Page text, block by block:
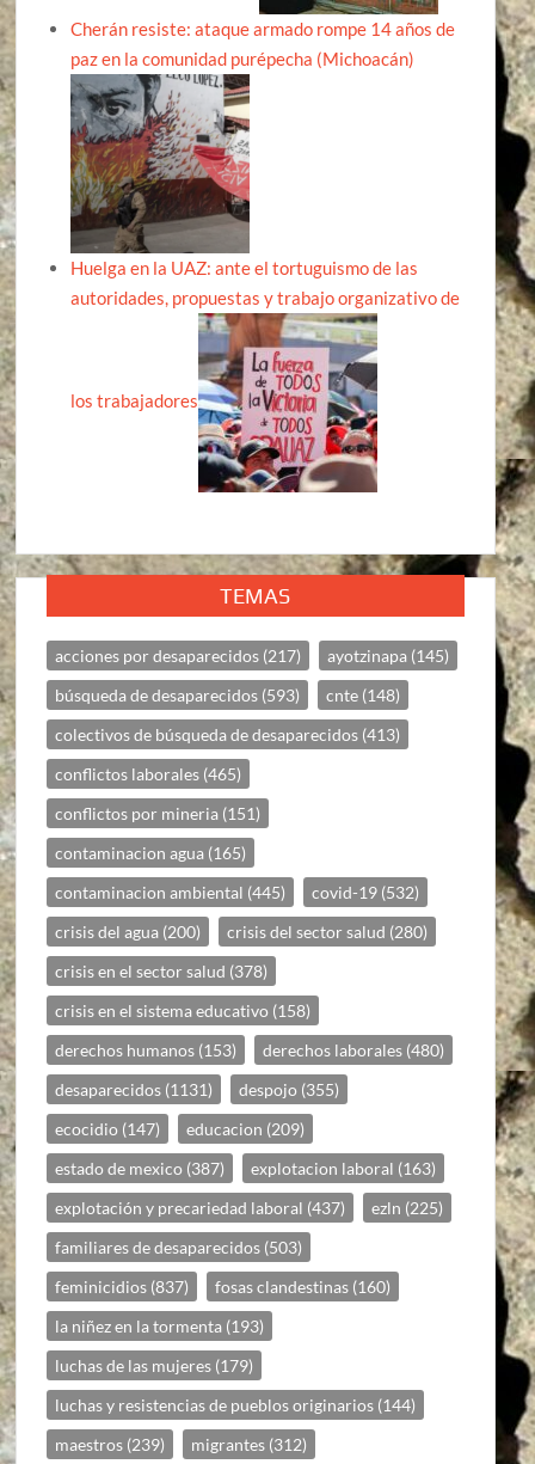
Cherán resiste: ataque armado rompe 14 años de
paz en la comunidad purépecha (Michoacán)
Huelga en la UAZ: ante el tortuguismo de las
autoridades, propuestas y trabajo organizativo de
los trabajadores
TEMAS
acciones por desaparecidos (217) ayotzinapa (145)
búsqueda de desaparecidos (593) cnte (148)
colectivos de búsqueda de desaparecidos (413)
conflictos laborales (465)
conflictos por mineria (151)
contaminacion agua (165)
contaminacion ambiental (445) covid-19 (532)
crisis del agua (200) crisis del sector salud (280)
crisis en el sector salud (378)
crisis en el sistema educativo (158)
derechos humanos (153) derechos laborales (480)
desaparecidos (1131) despojo (355)
ecocidio (147) educacion (209)
estado de mexico (387) explotacion laboral (163)
explotación y precariedad laboral (437) ezln (225)
familiares de desaparecidos (503)
feminicidios (837) fosas clandestinas (160)
la niñez en la tormenta (193)
luchas de las mujeres (179)
luchas y resistencias de pueblos originarios (144)
maestros (239) migrantes (312)